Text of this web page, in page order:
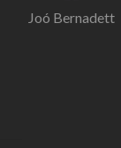
Joó Bernadett